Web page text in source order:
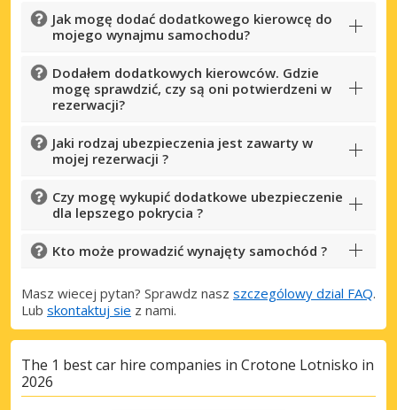
Jak mogę dodać dodatkowego kierowcę do
mojego wynajmu samochodu?
Dodałem dodatkowych kierowców. Gdzie
mogę sprawdzić, czy są oni potwierdzeni w
rezerwacji?
Jaki rodzaj ubezpieczenia jest zawarty w
mojej rezerwacji ?
Czy mogę wykupić dodatkowe ubezpieczenie
dla lepszego pokrycia ?
Kto może prowadzić wynajęty samochód ?
Masz wiecej pytan? Sprawdz nasz szczególowy dzial FAQ.
Lub skontaktuj sie z nami.
The 1 best car hire companies in Crotone Lotnisko in
2026